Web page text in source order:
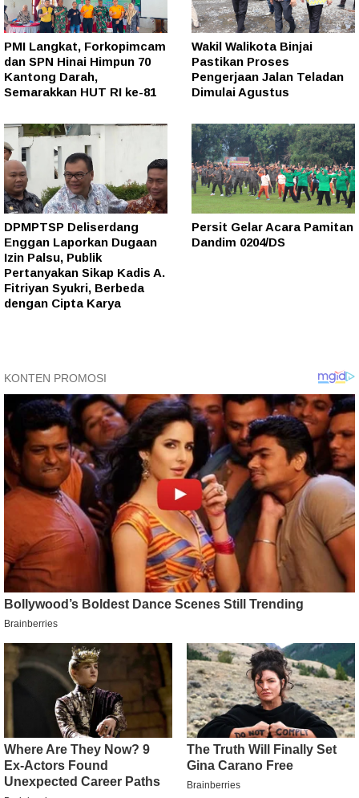
PMI Langkat, Forkopimcam
dan SPN Hinai Himpun 70
Kantong Darah,
Semarakkan HUT RI ke-81
Wakil Walikota Binjai
Pastikan Proses
Pengerjaan Jalan Teladan
Dimulai Agustus
DPMPTSP Deliserdang
Enggan Laporkan Dugaan
Izin Palsu, Publik
Pertanyakan Sikap Kadis A.
Fitriyan Syukri, Berbeda
dengan Cipta Karya
Persit Gelar Acara Pamitan
Dandim 0204/DS